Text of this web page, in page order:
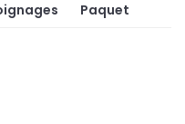
Paquet